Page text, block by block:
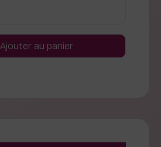
Ajouter au panier